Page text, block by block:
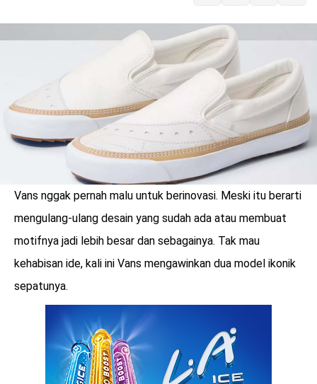
LOGIN
Vans nggak pernah malu untuk berinovasi. Meski itu berarti
mengulang-ulang desain yang sudah ada atau membuat
motifnya jadi lebih besar dan sebagainya. Tak mau
kehabisan ide, kali ini Vans mengawinkan dua model ikonik
sepatunya.